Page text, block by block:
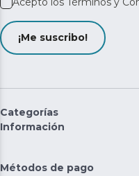
¡Me suscribo!
Categorías
Información
Métodos de pago